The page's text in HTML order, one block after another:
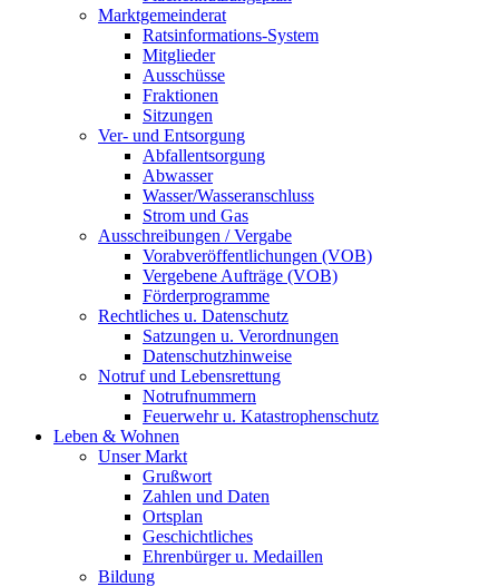
Marktgemeinderat
Ratsinformations-System
Mitglieder
Ausschüsse
Fraktionen
Sitzungen
Ver- und Entsorgung
Abfallentsorgung
Abwasser
Wasser/Wasseranschluss
Strom und Gas
Ausschreibungen / Vergabe
Vorabveröffentlichungen (VOB)
Vergebene Aufträge (VOB)
Förderprogramme
Rechtliches u. Datenschutz
Satzungen u. Verordnungen
Datenschutzhinweise
Notruf und Lebensrettung
Notrufnummern
Feuerwehr u. Katastrophenschutz
Leben & Wohnen
Unser Markt
Grußwort
Zahlen und Daten
Ortsplan
Geschichtliches
Ehrenbürger u. Medaillen
Bildung